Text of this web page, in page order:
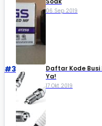
06 Sep 2019
#3
Daftar Kode
Ya!
17 Okt 2019